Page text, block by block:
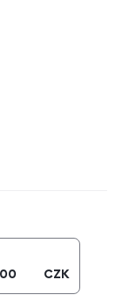
CZK